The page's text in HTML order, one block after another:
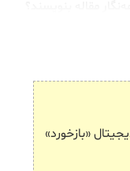
«بازخورد»